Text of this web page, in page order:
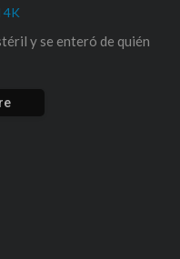
4K
y se enteró de quién